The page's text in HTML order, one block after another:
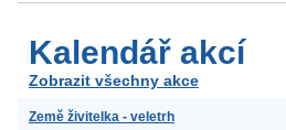
Kalendář akcí
Zobrazit všechny akce
Země živitelka - veletrh